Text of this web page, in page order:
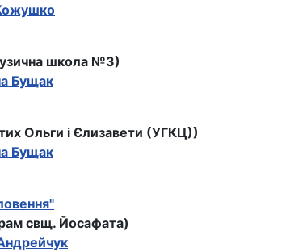
школа №3)
Бущак
Ольги і Єлизавети (УГКЦ))
Бущак
свщ. Йосафата)